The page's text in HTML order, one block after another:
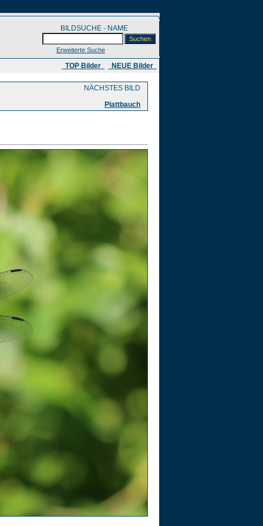
BILDSUCHE - NAME
Erweiterte Suche
​ TOP Bilder NEUE Bilder
NÄCHSTES BILD
Plattbauch